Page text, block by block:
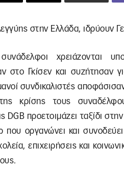
στην Ελλάδα, ιδρύουν
χρειάζονται
στο Γκίσεν και συζήτησαν
συνδικαλιστές
της κρίσης τους
DGB προετοιμάζει ταξίδι
που οργανώνει και
επιχειρήσεις και